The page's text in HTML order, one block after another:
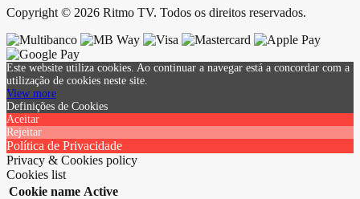
Copyright © 2026 Ritmo TV. Todos os direitos reservados.
Este website utiliza cookies. Ao continuar a navegar está a concordar com a
utilização de cookies neste site.
View more
Definições de Cookies
Aceitar
Rejeitar
Política de Privacidade
Privacy & Cookies policy
Cookies list
Cookie name Active